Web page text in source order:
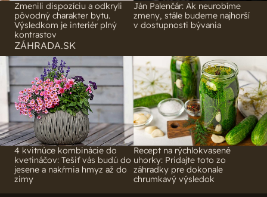
Zmenili dispozíciu a odkryli
pôvodný charakter bytu.
Výsledkom je interiér plný
kontrastov
Ján Palenčár: Ak neurobíme
zmeny, stále budeme najhorší
v dostupnosti bývania
ZÁHRADA.SK
4 kvitnúce kombinácie do
kvetináčov: Tešiť vás budú do
jesene a nakŕmia hmyz až do
zimy
Recept na rýchlokvasené
uhorky: Pridajte toto zo
záhradky pre dokonale
chrumkavý výsledok